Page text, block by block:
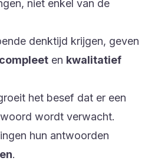
niet enkel van de
denktijd krijgen, geven
compleet en kwalitatief
het besef dat er een
wordt verwacht.
hun antwoorden
.